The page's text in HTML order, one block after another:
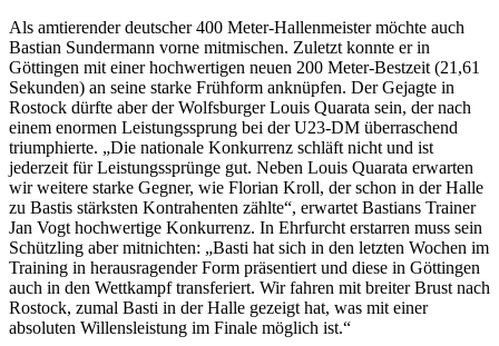
Als amtierender deutscher 400 Meter-Hallenmeister möchte auch
Bastian Sundermann vorne mitmischen. Zuletzt konnte er in
Göttingen mit einer hochwertigen neuen 200 Meter-Bestzeit (21,61
Sekunden) an seine starke Frühform anknüpfen. Der Gejagte in
Rostock dürfte aber der Wolfsburger Louis Quarata sein, der nach
einem enormen Leistungssprung bei der U23-DM überraschend
triumphierte. „Die nationale Konkurrenz schläft nicht und ist
jederzeit für Leistungssprünge gut. Neben Louis Quarata erwarten
wir weitere starke Gegner, wie Florian Kroll, der schon in der Halle
zu Bastis stärksten Kontrahenten zählte“, erwartet Bastians Trainer
Jan Vogt hochwertige Konkurrenz. In Ehrfurcht erstarren muss sein
Schützling aber mitnichten: „Basti hat sich in den letzten Wochen im
Training in herausragender Form präsentiert und diese in Göttingen
auch in den Wettkampf transferiert. Wir fahren mit breiter Brust nach
Rostock, zumal Basti in der Halle gezeigt hat, was mit einer
absoluten Willensleistung im Finale möglich ist.“